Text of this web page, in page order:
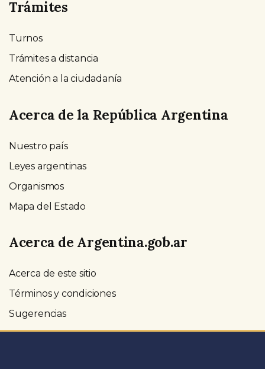
Trámites
Turnos
Trámites a distancia
Atención a la ciudadanía
Acerca de la República Argentina
Nuestro país
Leyes argentinas
Organismos
Mapa del Estado
Acerca de Argentina.gob.ar
Acerca de este sitio
Términos y condiciones
Sugerencias